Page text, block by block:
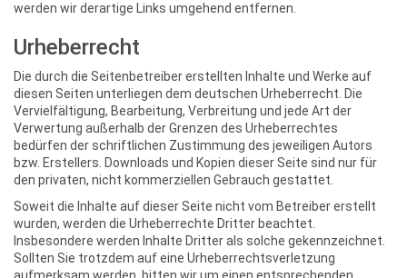
werden wir derartige Links umgehend entfernen.
Urheberrecht
Die durch die Seitenbetreiber erstellten Inhalte und Werke auf
diesen Seiten unterliegen dem deutschen Urheberrecht. Die
Vervielfältigung, Bearbeitung, Verbreitung und jede Art der
Verwertung außerhalb der Grenzen des Urheberrechtes
bedürfen der schriftlichen Zustimmung des jeweiligen Autors
bzw. Erstellers. Downloads und Kopien dieser Seite sind nur für
den privaten, nicht kommerziellen Gebrauch gestattet.
Soweit die Inhalte auf dieser Seite nicht vom Betreiber erstellt
wurden, werden die Urheberrechte Dritter beachtet.
Insbesondere werden Inhalte Dritter als solche gekennzeichnet.
Sollten Sie trotzdem auf eine Urheberrechtsverletzung